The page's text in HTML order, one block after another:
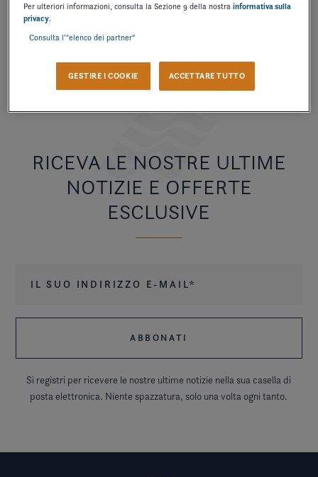
SCARICARE
RICEVA LE NOSTRE ULTIME
NOTIZIE E OFFERTE
ESCLUSIVE
Si registri per ricevere le nostre ultime notizie nella sua casella di
posta elettronica. Niente spazzatura, solo una volta ogni tanto.
Per ulteriori informazioni, consulta la Sezione 9 della nostrainformativa sulla
privacy.
Consulta l’"elenco dei partner"
GESTIRE I COOKIE ACCETTARE TUTTO